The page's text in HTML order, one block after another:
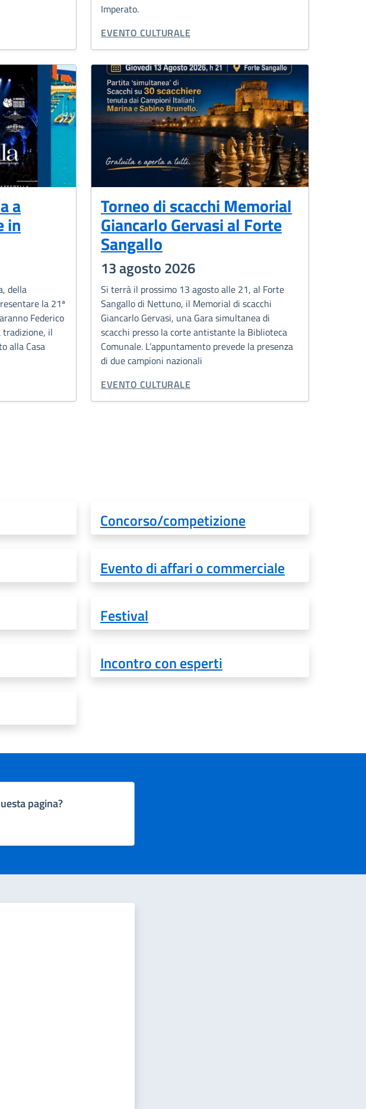
Imperato.
CATEGORIA CORRELATA:
EVENTO CULTURALE
a
in
della
la 21ª
Federico
tradizione, il
alla Casa
Torneo di scacchi Memorial
Giancarlo Gervasi al Forte
Sangallo
13 agosto 2026
Si terrà il prossimo 13 agosto alle 21, al Forte
Sangallo di Nettuno, il Memorial di scacchi
Giancarlo Gervasi, una Gara simultanea di
scacchi presso la corte antistante la Biblioteca
Comunale. L’appuntamento prevede la presenza
di due campioni nazionali
CATEGORIA CORRELATA:
EVENTO CULTURALE
Concorso/competizione
Evento di affari o commerciale
Festival
Incontro con esperti
pagina?